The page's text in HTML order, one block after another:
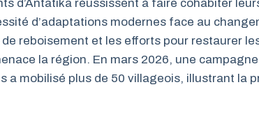
d’Antatika réussissent à faire cohabiter
d’adaptations modernes face au
reboisement et les efforts pour restaurer
la région. En mars 2026, une
a mobilisé plus de 50 villageois, illustrant la